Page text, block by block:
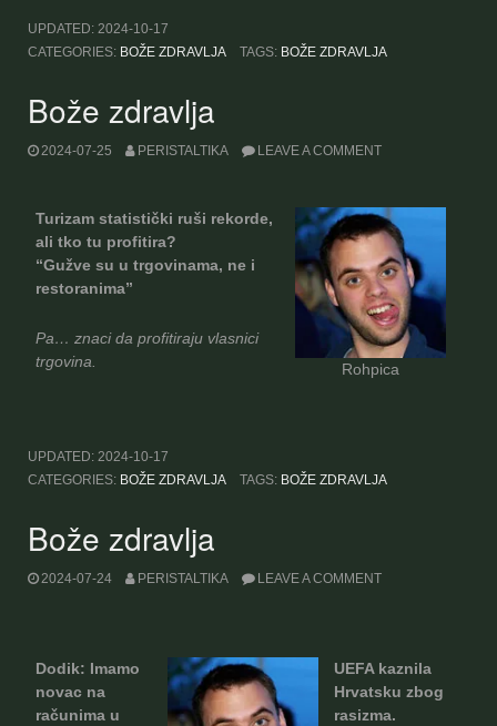
UPDATED: 2024-10-17
CATEGORIES: BOŽE ZDRAVLJA TAGS: BOŽE ZDRAVLJA
Bože zdravlja
2024-07-25 PERISTALTIKA LEAVE A COMMENT
Turizam statistički ruši rekorde,
ali tko tu profitira?
“Gužve su u trgovinama, ne i
restoranima”
Rohpica
Pa… znaci da profitiraju vlasnici
trgovina.
UPDATED: 2024-10-17
CATEGORIES: BOŽE ZDRAVLJA TAGS: BOŽE ZDRAVLJA
Bože zdravlja
2024-07-24 PERISTALTIKA LEAVE A COMMENT
Dodik: Imamo
novac na
računima u
UEFA kaznila
Hrvatsku zbog
rasizma.